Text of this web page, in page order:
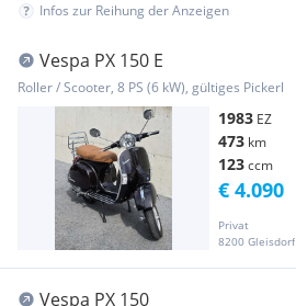
Infos zur Reihung der Anzeigen
Vespa PX 150 E
Roller / Scooter, 8 PS (6 kW), gültiges Pickerl
1983 EZ
473 km
123ccm
Privat
8200 Gleisdorf
€ 4.090
Vespa PX 150